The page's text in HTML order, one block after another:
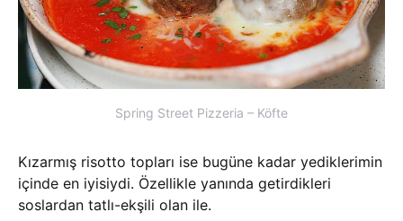
Spring Street Pizzeria – Köfte
Kızarmış risotto topları ise bugüne kadar yediklerimin
içinde en iyisiydi. Özellikle yanında getirdikleri
soslardan tatlı-ekşili olan ile.